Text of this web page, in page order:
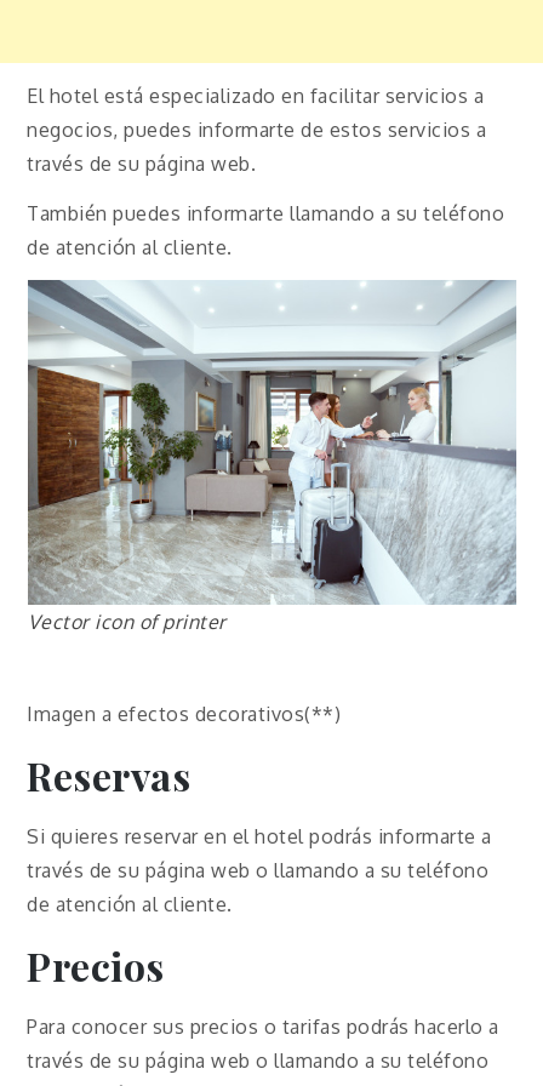
El hotel está especializado en facilitar servicios a
negocios, puedes informarte de estos servicios a
través de su página web.
También puedes informarte llamando a su teléfono
de atención al cliente.
Vector icon of printer
Imagen a efectos decorativos(**)
Reservas
Si quieres reservar en el hotel podrás informarte a
través de su página web o llamando a su teléfono
de atención al cliente.
Precios
Para conocer sus precios o tarifas podrás hacerlo a
través de su página web o llamando a su teléfono